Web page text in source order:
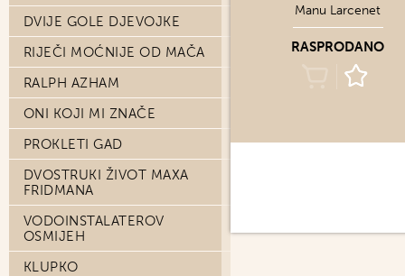
DVIJE GOLE DJEVOJKE
RIJEČI MOĆNIJE OD MAČA
RALPH AZHAM
ONI KOJI MI ZNAČE
PROKLETI GAD
DVOSTRUKI ŽIVOT MAXA
FRIDMANA
VODOINSTALATEROV
OSMIJEH
KLUPKO
Manu Larcenet
RASPRODANO